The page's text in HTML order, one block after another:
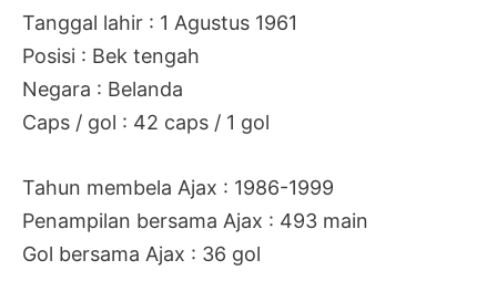
Tanggal lahir : 1 Agustus 1961
Posisi : Bek tengah
Negara : Belanda
Caps / gol : 42 caps / 1 gol
Tahun membela Ajax : 1986-1999
Penampilan bersama Ajax : 493 main
Gol bersama Ajax : 36 gol